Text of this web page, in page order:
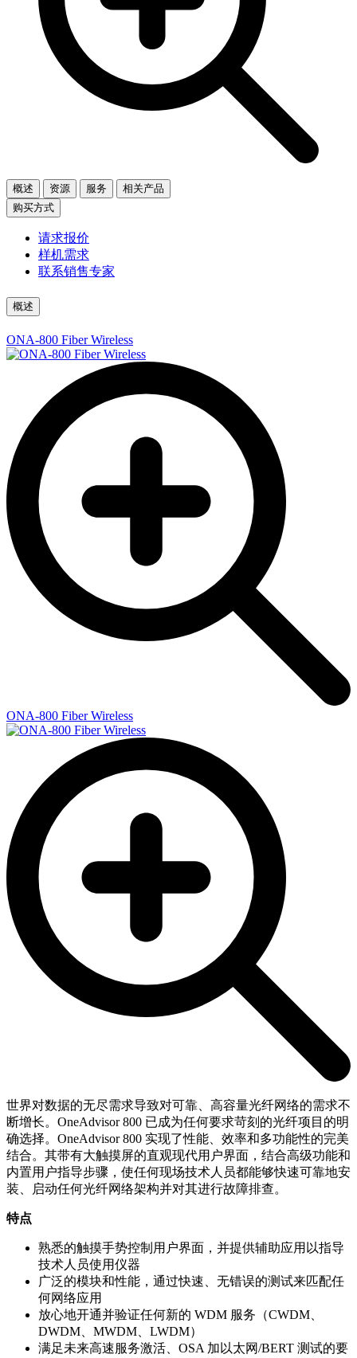
概述 资源 服务
相关产品
购买方式
请求报价
样机需求
联系销售专家
概述
ONA-800 Fiber Wireless
ONA-800 Fiber Wireless
世界对数据的无尽需求导致对可靠、高容量光纤网络的需求不
断增长。OneAdvisor 800 已成为任何要求苛刻的光纤项目的明
确选择。OneAdvisor 800 实现了性能、效率和多功能性的完美
结合。其带有大触摸屏的直观现代用户界面，结合高级功能和
内置用户指导步骤，使任何现场技术人员都能够快速可靠地安
装、启动任何光纤网络架构并对其进行故障排查。
特点
熟悉的触摸手势控制用户界面，并提供辅助应用以指导
技术人员使用仪器
广泛的模块和性能，通过快速、无错误的测试来匹配任
何网络应用
放心地开通并验证任何新的 WDM 服务（CWDM、
DWDM、MWDM、LWDM）
满足未来高速服务激活、OSA 加以太网/BERT 测试的要